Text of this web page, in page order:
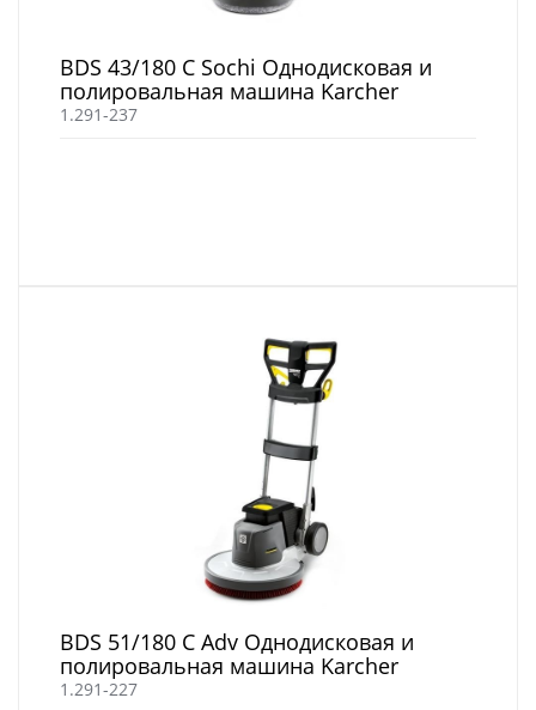
BDS 43/180 C Sochi Однодисковая и
полировальная машина Karcher
1.291-237
BDS 51/180 C Adv Однодисковая и
полировальная машина Karcher
1.291-227